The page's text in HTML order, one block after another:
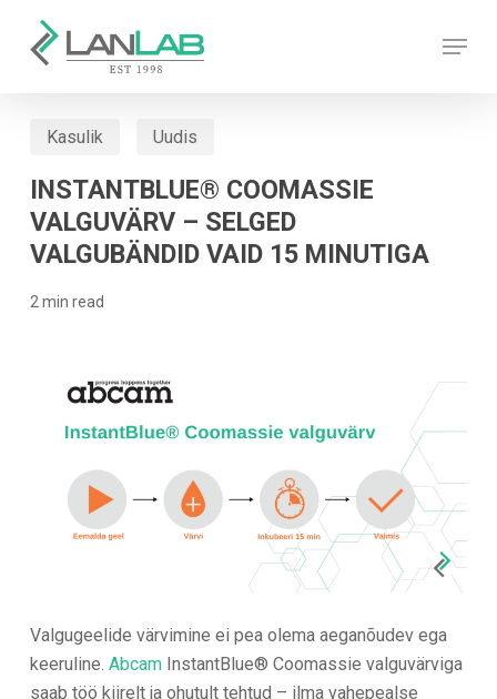
Menu
Kasulik Uudis
INSTANTBLUE® COOMASSIE
VALGUVÄRV – SELGED
VALGUBÄNDID VAID 15 MINUTIGA
2 min read
Valgugeelide värvimine ei pea olema aeganõudev ega
keeruline. AbcamInstantBlue® Coomassie valguvärviga
saab töö kiirelt ja ohutult tehtud – ilma vahepealse